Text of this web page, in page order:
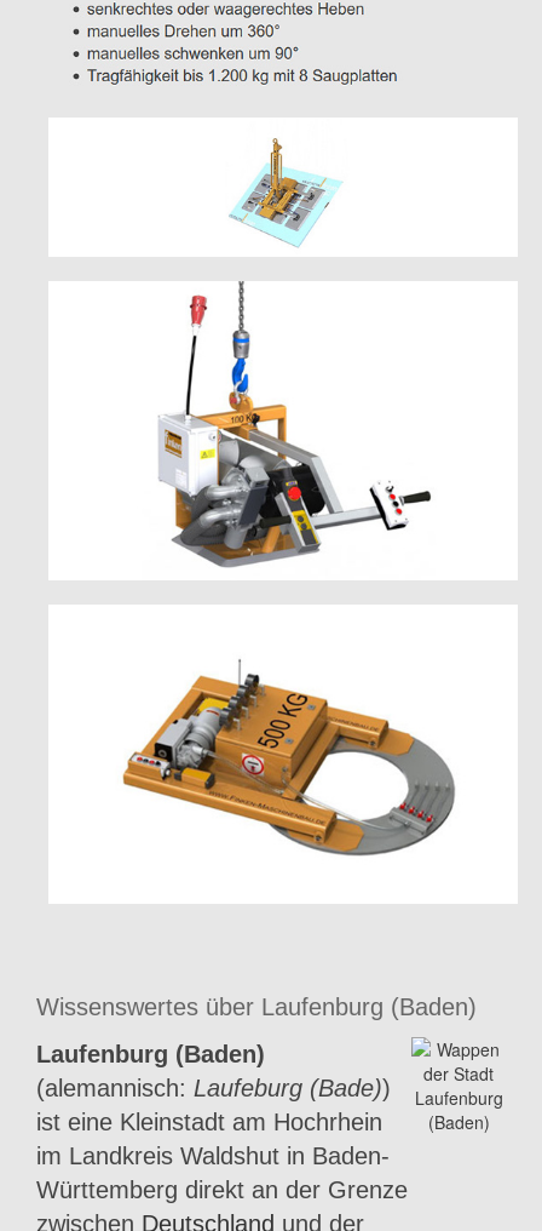
Wissenswertes über Laufenburg (Baden)
Laufenburg (Baden)
(alemannisch: Laufeburg (Bade))
ist eine Kleinstadt am Hochrhein
im Landkreis Waldshut in Baden-
Württemberg direkt an der Grenze
zwischen Deutschland und der